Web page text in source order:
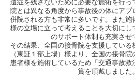
遺症を残さないために必要な施術を行っ
院とは異なる角度から事故後の体にアプ
併院される方も非常に多いです。また施
様の立場に立って考えることを大切にし
のサポート体制も充実させ
その結果、全国の接骨院を支援してい
（東証１部上場）様より、全国の接骨
患者様を施術しているため「交通事故救
賞を頂戴しました。